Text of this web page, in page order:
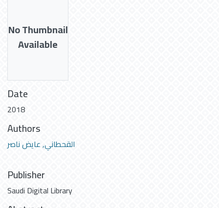
No Thumbnail
Available
Date
2018
Authors
القحطاني, عايض ناصر
Publisher
Saudi Digital Library